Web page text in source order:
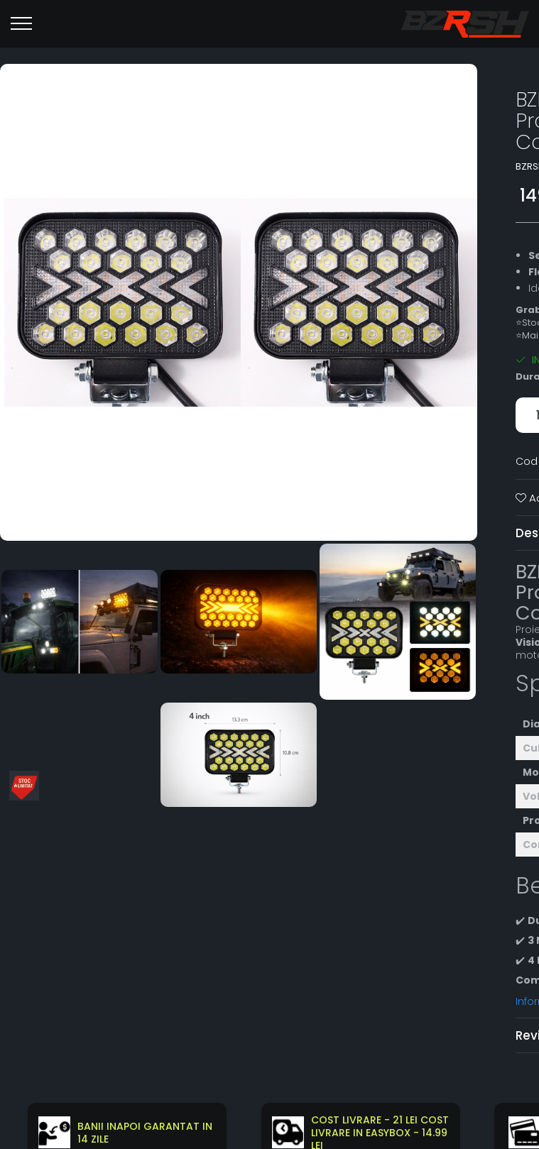
✔️
✔️ 3
✔️ 4
BANII INAPOI GARANTAT IN
14 ZILE
COST LIVRARE - 21 LEI COST
LIVRARE IN EASYBOX - 14.99
LEI